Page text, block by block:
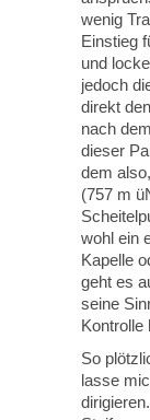
wenig
Einstieg
und
jedoch
direkt
nach
dieser
dem
(757 m
wohl ein
Kapelle
geht es
seine
Kontrolle
So
lasse